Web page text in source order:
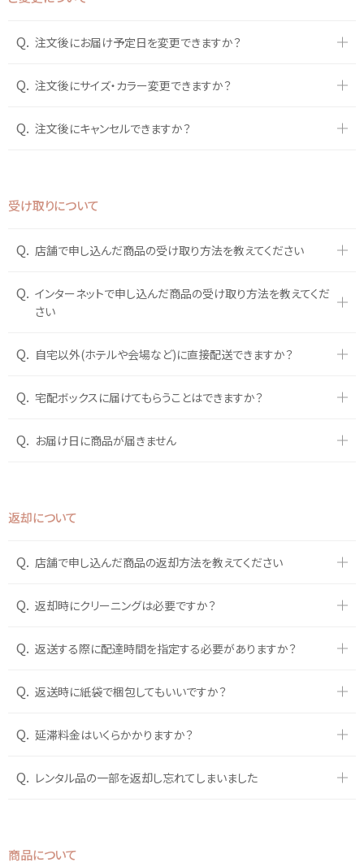
Q. 注文後にお届け予定日を変更できますか？
Q. 注文後にサイズ・カラー変更できますか？
Q. 注文後にキャンセルできますか？
受け取りについて
Q. 店舗で申し込んだ商品の受け取り方法を教えてください
Q. インターネットで申し込んだ商品の受け取り方法を教えてくだ
さい
Q. 自宅以外(ホテルや会場など)に直接配送できますか？
Q. 宅配ボックスに届けてもらうことはできますか？
Q. お届け日に商品が届きません
返却について
Q. 店舗で申し込んだ商品の返却方法を教えてください
Q. 返却時にクリーニングは必要ですか？
Q. 返送する際に配達時間を指定する必要がありますか？
Q. 返送時に紙袋で梱包してもいいですか？
Q. 延滞料金はいくらかかりますか？
Q. レンタル品の一部を返却し忘れてしまいました
商品について